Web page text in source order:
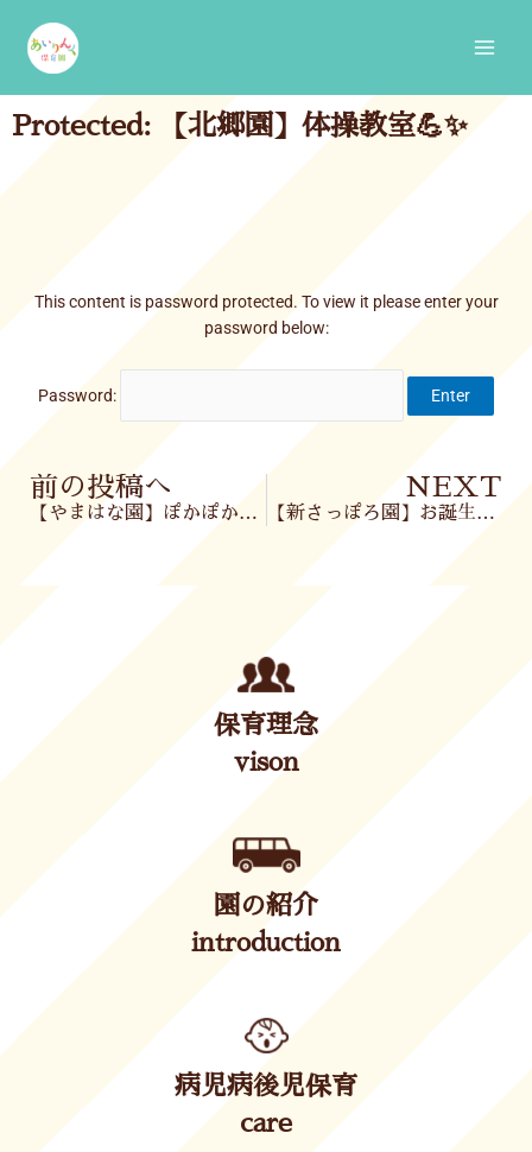
content
Protected: 【北郷園】体操教室💪✨
This content is password protected. To view it please enter your
password below:
Password:
Prev
前の投稿へ
【やまはな園】ぽかぽかお天気🌞
NEXT
【新さっぽろ園】お誕生会🎂＆お散歩🌷
保育理念
vison
園の紹介
introduction
病児病後児保育
care